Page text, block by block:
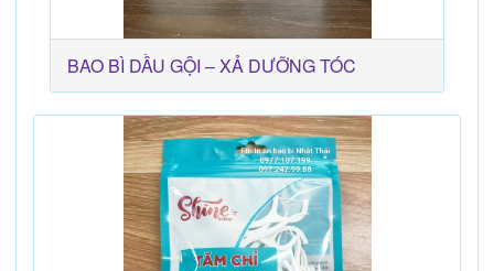
BAO BÌ DẦU GỘI – XẢ DƯỠNG TÓC